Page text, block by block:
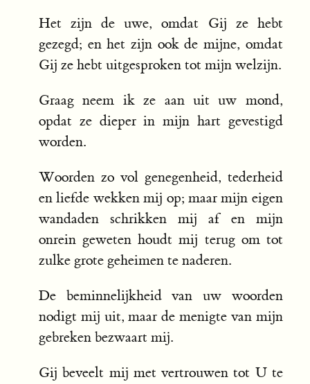
Het zijn de uwe, omdat Gij ze hebt
gezegd; en het zijn ook de mijne, omdat
Gij ze hebt uitgesproken tot mijn welzijn.
Graag neem ik ze aan uit uw mond,
opdat ze dieper in mijn hart gevestigd
worden.
Woorden zo vol genegenheid, tederheid
en liefde wekken mij op; maar mijn eigen
wandaden schrikken mij af en mijn
onrein geweten houdt mij terug om tot
zulke grote geheimen te naderen.
De beminnelijkheid van uw woorden
nodigt mij uit, maar de menigte van mijn
gebreken bezwaart mij.
Gij beveelt mij met vertrouwen tot U te